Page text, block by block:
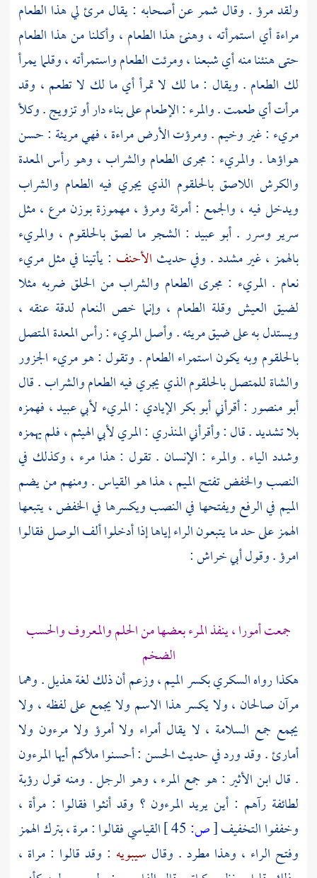
ولقد مرؤ . وقال شمرعن أصحابه : يقال مرئ لي هذا الطعام
مراءة أي استمرأته ، وهنئ هذا الطعام ، وأكلنا من هذا الطعام
حتى هنئنا منه أي شبعنا ، ومرئت الطعام واستمرأته ، وقلما يمرأ
لك الطعام . ويقال : ما لك لا تمرأ أي ما لك لا تطعم ، وقد
مرأت أي طعمت . والمرء : الإطعام على بناء دار أو تزويج . وكلأ
مريء : غير وخيم . ومرؤت الأرض مراءة ، فهي مريئة : حسن
هواؤها . والمريء : مجرى الطعام والشراب ، وهو رأس المعدة
والكرش اللاصق بالحلقوم الذي يجري فيه الطعام والشراب
ويدخل فيه ، والجمع : أمرئة ومرؤ ، مهموزة بوزن مرع ، مثل
سرير وسرر . أبو عبيد : الشجر ما لصق بالحلقوم ، والمريء
بالهمز ، غير مشدد . وفي حديث الأحنف : يأتينا في مثل مريء
نعام . المريء : مجرى الطعام والشراب من الحلق ضربه مثلا
لضيق العيش وقلة الطعام ، وإنما خص النعام لدقة عنقه ،
ويستدل به على ضيق مريئه . وأصل المريء : رأس المعدة المتصل
بالحلقوم وبه يكون استمراء الطعام . وتقول : هو مريء الجزور
والشاة للمتصل بالحلقوم الذي يجري فيه الطعام والشراب . قال
أبو منصور: أقرأنيأبو بكر الإيادي : المريء لأبي عبيد، فهمزه
بلا تشديد . قال : وأقرأنيالمنذري : المريلأبي الهيثم، فلم يهمزه
وشدد الياء . والمرء : الإنسان . تقول : هذا مرء ، وكذلك في
النصب والخفض تفتح الميم ، هذا هو القياس . ومنهم من يضم
الميم في الرفع ويفتحها في النصب ويكسرها في الخفض ، يتبعها
الهمز على حد ما يتبعون الراء إياها إذا أدخلوا ألف الوصل فقالوا
امرؤ . وقولأبي خراش:
جمعت أمورا ، ينفذ المرء بعضها من الحلم والمعروف والحسب
الضخم
هكذا رواهالسكريبكسر الميم ، وزعم أن ذلك لغةهذيل. وهما
مرآن صالحان ، ولا يكسر هذا الاسم ولا يجمع على لفظه ، ولا
يجمع جمع السلامة ، لا يقال أمراء ولا أمرؤ ولا مرءون ولا
أمارئ . وقد ورد في حديثالحسن: أحسنوا ملأكم أيها المرءون
. قال ابن الأثير: هو جمع المرء ، وهو الرجل . ومنه قولرؤبة
لطائفة رآهم : أين يريد المرءون ؟ وقد أنثوا فقالوا : مرأة ،
وخففوا التخفيف[ص:
القياسي فقالوا : مرة ، بترك الهمز
وفتح الراء ، وهذا مطرد . وقال سيبويه : وقد قالوا : مراة ،